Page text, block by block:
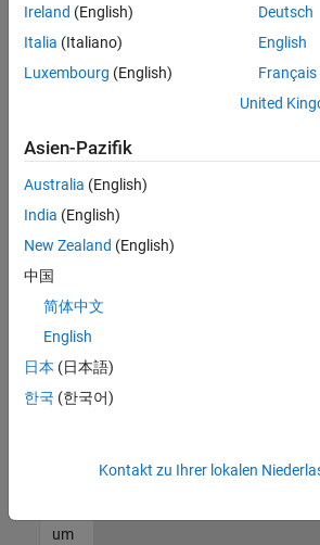
oder
alle
Stellenangebote
anzeigen .
noch
keine
offenen
Stellen
können,
die
Ihren
entsprechen,
werden
unseres
um
Ireland (English)
Italia (Italiano)
Luxembourg (English)
Deutsch
English
Français
United
Asien-Pazifik
Australia (English)
India (English)
New Zealand (English)
中国
简体中文
English
日本 (日本語)
한국 (한국어)
Kontakt zu Ihrer lokalen